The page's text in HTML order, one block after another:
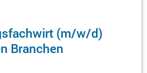
(m/w/d)
Branchen